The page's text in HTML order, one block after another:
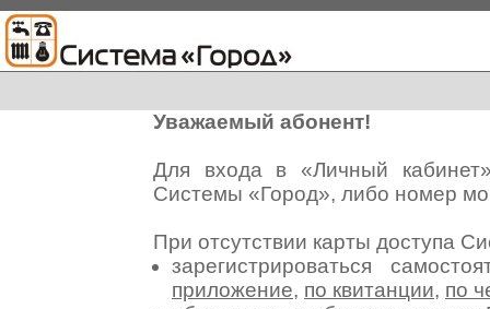
Уважаемый абонент!
Для входа в «Личный
Системы «Город», либо номер
При отсутствии карты доступа
зарегистрироваться
приложение, по квитанции, по